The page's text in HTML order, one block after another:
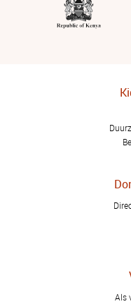
Als